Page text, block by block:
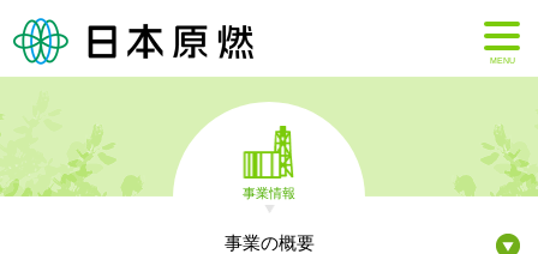
MENU
事業情報
事業の概要